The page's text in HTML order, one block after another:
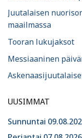
Juutalaisen
maailmassa
Tooran lukujaksot
Messiaaninen
UUSIMMAT
Sunnuntai